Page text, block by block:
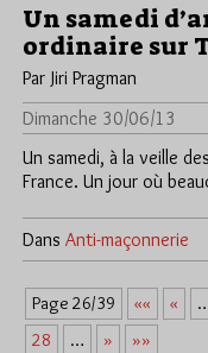
Un samedi
ordinaire sur
Par Jiri Pragman
Dimanche 30/06/13
Un samedi, à la veille
France. Un jour où
Dans Anti-maçonnerie
Page 26/39 «« «
28
… » »»